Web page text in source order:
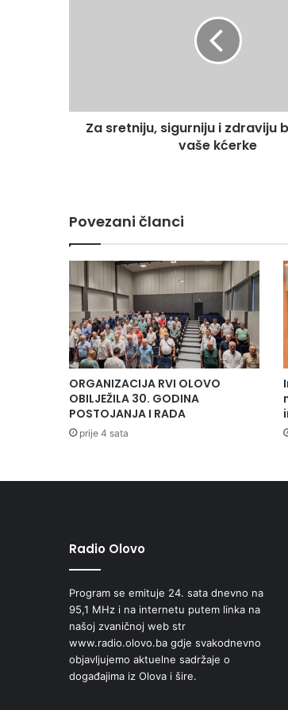
Za sretniju, sigurniju i zdraviju
vaše kćerke
Povezani članci
ORGANIZACIJA RVI OLOVO
OBILJEŽILA 30. GODINA
POSTOJANJA I RADA
prije 4 sata
Radio Olovo
Program se emituje 24. sata dnevno na
95,1 MHz i na internetu putem linka na
našoj zvaničnoj web str
www.radio.olovo.ba gdje svakodnevno
objavljujemo aktuelne sadržaje o
događajima iz Olova i šire.